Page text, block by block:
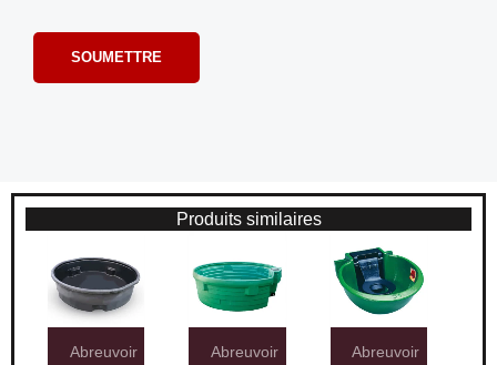
Produits similaires
Abreuvoir Abreuvoir Abreuvoir